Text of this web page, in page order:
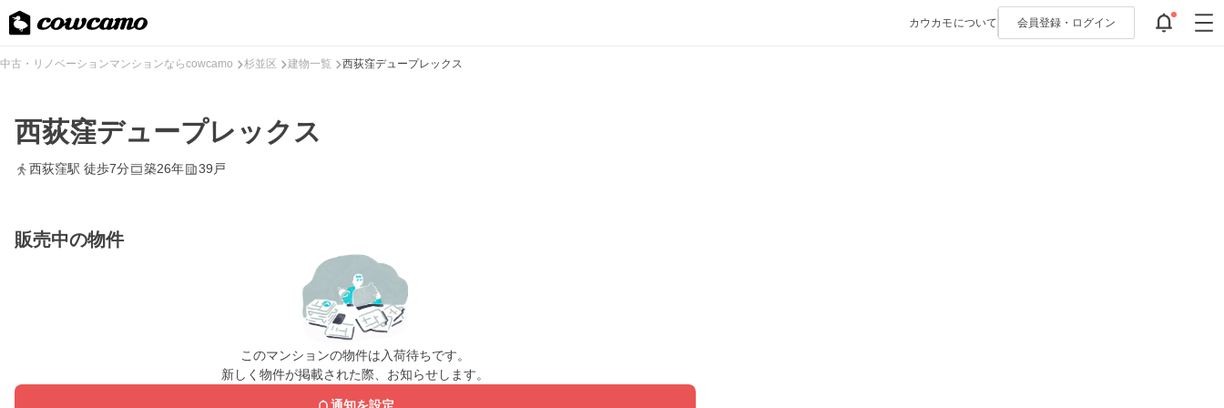
カウカモについて 会員登録・ ログイン
中古・リノベーションマンションならcowcamo 杉並区 建物一覧 西荻窪デュープレックス
西荻窪デュープレックス
西荻窪駅 徒歩7分 築26年 39戸
販売中の物件
このマンションの物件は入荷待ちです。
新しく物件が掲載された際、お知らせします。